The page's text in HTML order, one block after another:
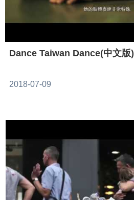
Dance Taiwan Dance(中文版)
2018-07-09